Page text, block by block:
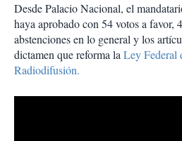
Desde Palacio Nacional, el
haya aprobado con 54 votos a favor,
abstenciones en lo general y los
dictamen que reforma laLey Federal
Radiodifusión.